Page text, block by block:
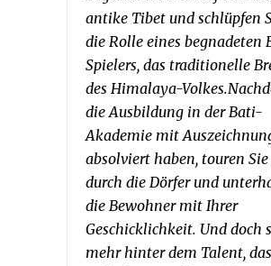
antike Tibet und schlüpfen
die Rolle eines begnadeten
Spielers, das traditionelle
des Himalaya-
die Ausbildung in der Bati-
Akademie mit
absolviert haben, touren
durch die Dörfer und
die Bewohner mit Ihrer
Geschicklichkeit. Und doch
mehr hinter dem Talent,